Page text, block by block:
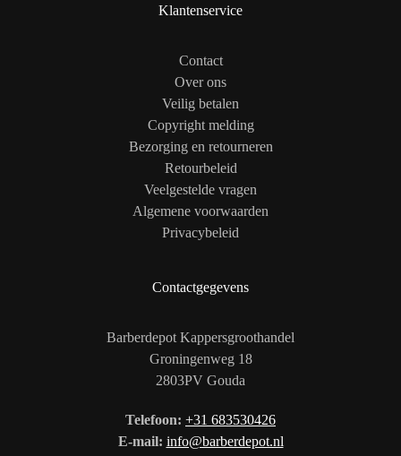
Klantenservice
Contact
Over ons
Veilig betalen
Copyright melding
Bezorging en retourneren
Retourbeleid
Veelgestelde vragen
Algemene voorwaarden
Privacybeleid
Contactgegevens
Barberdepot Kappersgroothandel
Groningenweg 18
2803PV Gouda
Telefoon: +31 683530426
E-mail: info@barberdepot.nl